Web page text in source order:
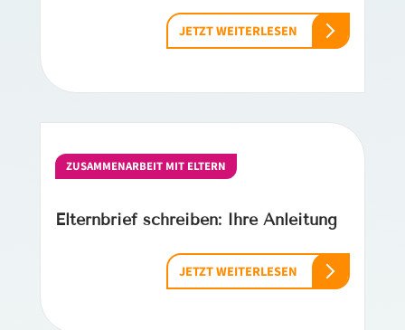
JETZT WEITERLESEN
ZUSAMMENARBEIT MIT ELTERN
Elternbrief schreiben: Ihre Anleitung
JETZT WEITERLESEN